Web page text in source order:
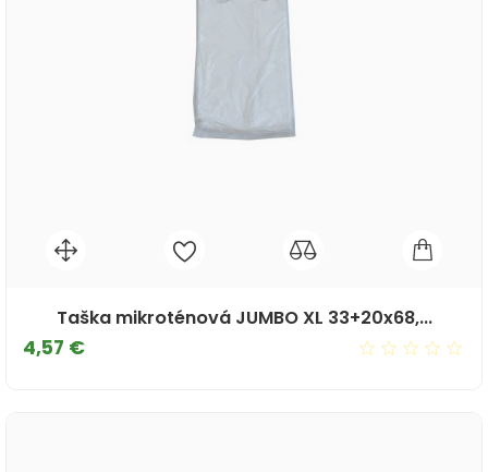
Taška mikroténová JUMBO XL 33+20x68,...
4,57 €Cena